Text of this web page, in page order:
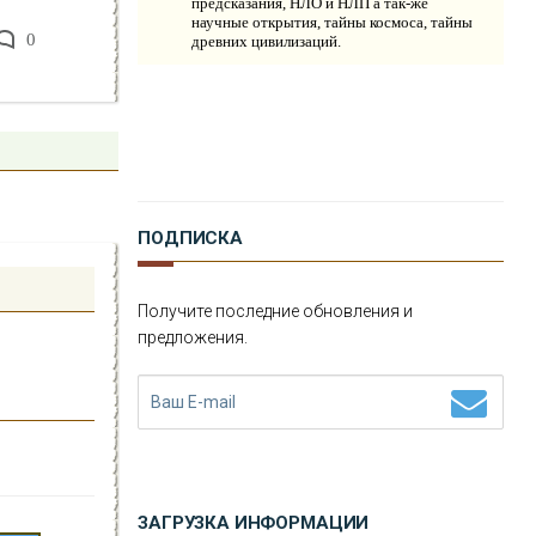
0
научные открытия, тайны космоса, тайны
древних цивилизаций.
ПОДПИСКА
Получите последние обновления и
предложения.
ЗАГРУЗКА ИНФОРМАЦИИ